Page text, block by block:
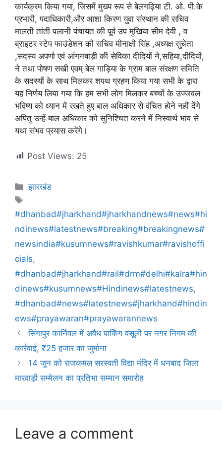
कार्यक्रम किया गया, जिसमें मुख्य रूप से बेलगढ़िया टी. ओ. पी.के
प्रभारी, पदाधिकारी,और आशा किरण युवा संस्थान की सचिव
मालती तांती पलानी पंचायत की पूर्व उप मुखिया सीम देवी , व
ब्राइटर स्टेप फाउंडेशन की सचिव मीनाक्षी सिंह ,अध्यक्ष सुचेता
,सदस्य अपर्णा एवं आंगनबाड़ी की सेविका दीदियों ने,सहिया,दीदियों,
ने तथा पोषण सखी एवम् बेल गाड़िया के ग्राम बाल संरक्षण समिति
के सदस्यों के साथ मिलकर शपथ ग्रहण किया गया सभी के द्वारा
यह निर्णय लिया गया कि हम सभी लोग मिलकर बच्चों के उज्जवल
भविष्य को ध्यान में रखते हुए बाल अधिकार से वंचित होने नहीं देंगे
अपितु उन्हें बाल अधिकार को सुनिश्चित करने में निस्वार्थ भाव से
यथा संभव प्रयास करेंगे।
Post Views: 25
झारखंड
#dhanbad#jharkhand#jharkhandnews#news#hi
ndinews#latestnews#breaking#breakingnews#
newsindia#kusumnews#ravishkumar#ravishoffi
cials,
#dhanbad#jharkhand#rail#drm#delhi#kalra#hin
dinews#kusumnews#Hindinews#latestnews,
#dhanbad#news#latestnews#jharkhand#hindin
ews#prayawaran#prayawarannews
सिंगापुर कार्निवल में अवैध पार्किंग वसूली पर नगर निगम की
कार्रवाई, ₹25 हजार का जुर्माना
14 जून को राजकमल सरस्वती विद्या मंदिर में धनबाद जिला
मारवाड़ी सम्मेलन का प्रतिभा सम्मान समारोह
Leave a comment